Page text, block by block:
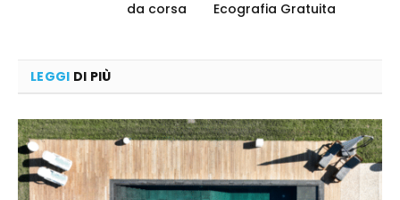
da corsa
Ecografia Gratuita
LEGGI DI PIÙ